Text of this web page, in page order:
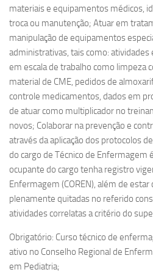
materiais e equipamentos médicos,
troca ou manutenção; Atuar em
manipulação de equipamentos
administrativas, tais como: atividades
em escala de trabalho como limpeza
material de CME, pedidos de
controle medicamentos, dados em
de atuar como multiplicador no
novos; Colaborar na prevenção e
através da aplicação dos protocolos
do cargo de Técnico de Enfermagem
ocupante do cargo tenha registro
Enfermagem (COREN), além de
plenamente quitadas no referido
atividades correlatas a critério do
Obrigatório: Curso técnico de
ativo no Conselho Regional de
em Pediatria;